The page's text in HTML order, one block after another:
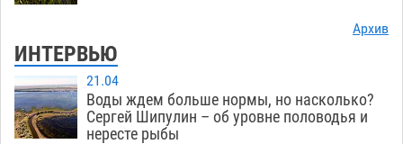
Архив
ИНТЕРВЬЮ
21.04
Воды ждем больше нормы, но насколько?
Сергей Шипулин – об уровне половодья и
нересте рыбы